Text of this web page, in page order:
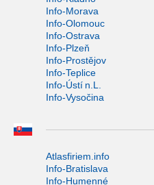
Info-Morava
Info-Olomouc
Info-Ostrava
Info-Plzeň
Info-Prostějov
Info-Teplice
Info-Ústí n.L.
Info-Vysočina
Atlasfiriem.info
Info-Bratislava
Info-Humenné